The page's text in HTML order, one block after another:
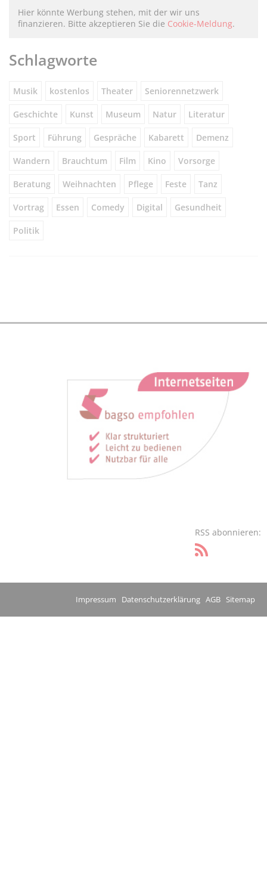
Hier könnte Werbung stehen, mit der wir uns
finanzieren. Bitte akzeptieren Sie die Cookie-Meldung.
Schlagworte
Musik kostenlos Theater Seniorennetzwerk
Geschichte Kunst Museum Natur Literatur
Sport Führung Gespräche Kabarett Demenz
Wandern Brauchtum Film Kino Vorsorge
Beratung Weihnachten Pflege Feste Tanz
Vortrag Essen Comedy Digital Gesundheit
Politik
RSS abonnieren:
Impressum Datenschutzerklärung AGB Sitemap